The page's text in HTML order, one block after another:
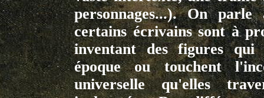
personnages...). On
certains écrivains sont à
inventant des figures qui
époque ou touchent
universelle qu'elles